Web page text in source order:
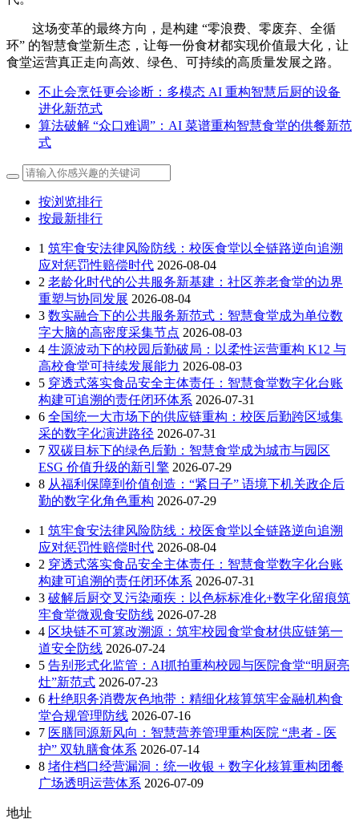
这场变革的最终方向，是构建 “零浪费、零废弃、全循
环” 的智慧食堂新生态，让每一份食材都实现价值最大化，让
食堂运营真正走向高效、绿色、可持续的高质量发展之路。
不止会烹饪更会诊断：多模态 AI 重构智慧后厨的设备
进化新范式
算法破解 “众口难调”：AI 菜谱重构智慧食堂的供餐新范
式
按浏览排行
按最新排行
1 筑牢食安法律风险防线：校医食堂以全链路逆向追溯
应对惩罚性赔偿时代 2026-08-04
2 老龄化时代的公共服务新基建：社区养老食堂的边界
重塑与协同发展 2026-08-04
3 数实融合下的公共服务新范式：智慧食堂成为单位数
字大脑的高密度采集节点 2026-08-03
4 生源波动下的校园后勤破局：以柔性运营重构 K12 与
高校食堂可持续发展能力 2026-08-03
5 穿透式落实食品安全主体责任：智慧食堂数字化台账
构建可追溯的责任闭环体系 2026-07-31
6 全国统一大市场下的供应链重构：校医后勤跨区域集
采的数字化演进路径 2026-07-31
7 双碳目标下的绿色后勤：智慧食堂成为城市与园区
ESG 价值升级的新引擎 2026-07-29
8 从福利保障到价值创造：“紧日子” 语境下机关政企后
勤的数字化角色重构 2026-07-29
1 筑牢食安法律风险防线：校医食堂以全链路逆向追溯
应对惩罚性赔偿时代 2026-08-04
2 穿透式落实食品安全主体责任：智慧食堂数字化台账
构建可追溯的责任闭环体系 2026-07-31
3 破解后厨交叉污染顽疾：以色标标准化+数字化留痕筑
牢食堂微观食安防线 2026-07-28
4 区块链不可篡改溯源：筑牢校园食堂食材供应链第一
道安全防线 2026-07-24
5 告别形式化监管：AI抓拍重构校园与医院食堂“明厨亮
灶”新范式 2026-07-23
6 杜绝职务消费灰色地带：精细化核算筑牢金融机构食
堂合规管理防线 2026-07-16
7 医膳同源新风向：智慧营养管理重构医院 “患者 - 医
护” 双轨膳食体系 2026-07-14
8 堵住档口经营漏洞：统一收银 + 数字化核算重构团餐
广场透明运营体系 2026-07-09
地址